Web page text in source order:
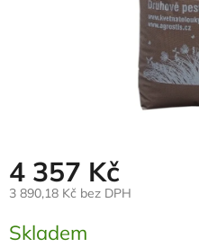
4 357 Kč
3 890,18 Kč bez DPH
cena:
Skladem